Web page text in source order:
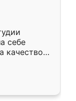
себе
качеством
почти